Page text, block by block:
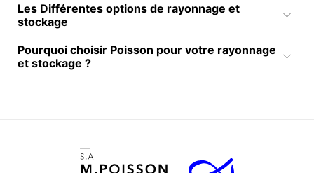
Les Différentes options de rayonnage et
stockage
Pourquoi choisir Poisson pour votre rayonnage
et stockage ?